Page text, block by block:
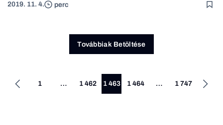
2019. 11. 4. perc
Továbbiak Betöltése
1 … 1 462 1 463 1 464 … 1 747